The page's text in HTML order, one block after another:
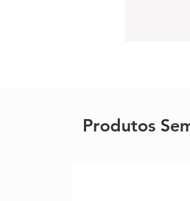
Produtos